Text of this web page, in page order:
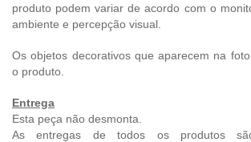
produto podem variar de acordo com o
ambiente e percepção visual.
Os objetos decorativos que aparecem na
o produto.
Entrega
Esta peça não desmonta.
As entregas de todos os produtos